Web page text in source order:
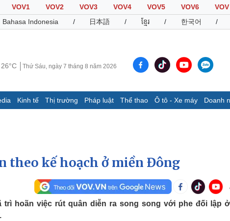
VOV1 VOV2 VOV3 VOV4 VOV5 VOV6
Bahasa Indonesia / 日本語 / ខ្មែរ / 한국어 /
26°C Thứ Sáu, ngày 7 tháng 8 năm 2026
Kinh tế Thị trường Pháp luật Thể thao Ô tô - Xe máy Doanh
Hồ sơ
Infographic
Thể thao
Ô tô - Xe máy
theo kế hoạch ở miền Đông
trì hoãn việc rút quân diễn ra song song với phe đối lập